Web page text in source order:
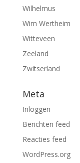
Wilhelmus
Wim Wertheim
Witteveen
Zeeland
Zwitserland
Meta
Inloggen
Berichten feed
Reacties feed
WordPress.org